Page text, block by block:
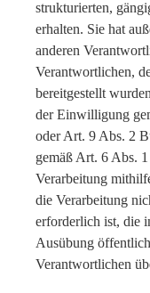
strukturierten,
erhalten. Sie hat
anderen
Verantwortlichen,
bereitgestellt
der Einwilligung
oder Art. 9 Abs. 2
gemäß Art. 6 Abs.
Verarbeitung
die Verarbeitung
erforderlich ist, die
Ausübung
Verantwortlichen